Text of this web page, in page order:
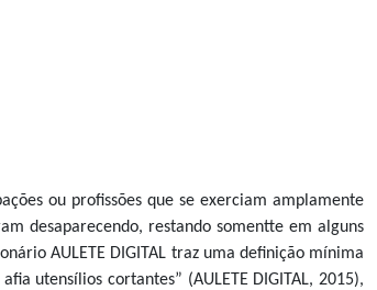
ou profissões que se exerciam amplamente
desaparecendo, restando somentte em alguns
AULETE DIGITAL traz uma definição mínima
utensílios cortantes” (AULETE DIGITAL, 2015),